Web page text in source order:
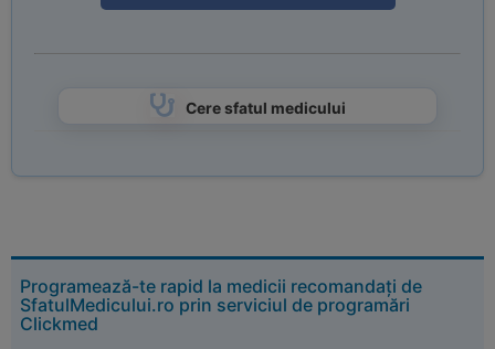
Cere sfatul medicului
Programează-te rapid la medicii recomandați de
SfatulMedicului.ro prin serviciul de programări
Clickmed